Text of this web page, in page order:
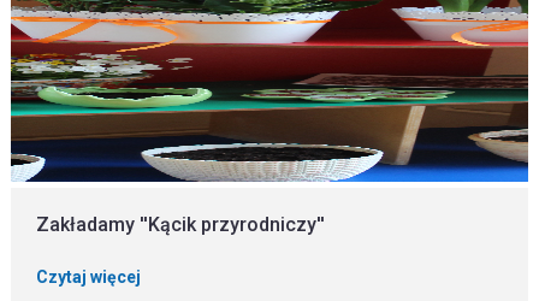
Zakładamy ''Kącik przyrodniczy''
Czytaj więcej